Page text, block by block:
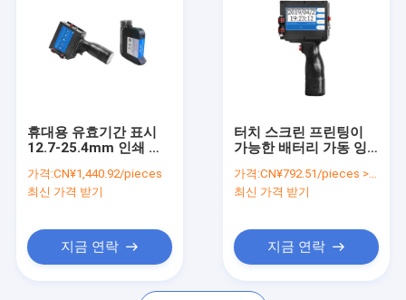
휴대용 레이저 청소 기계
레이저 녹 청소 기계
보석 레이저 용접기
휴대용 레이저 용접기
휴대용 유효기간 표시
12.7-25.4mm 인쇄 크
가격:CN¥1,440.92/pieces
최신 가격 받기
지금 연락
터치 스크린 프린팅이
가능한 배터리 가동 잉
12.7mm 휴대용 및 사
용자 친화적 인 디자인
가격:CN¥792.51/pieces >=1 pieces
최신 가격 받기
지금 연락